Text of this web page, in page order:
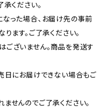
ください。
った場合、お届け先の事前
ます。ご了承ください。
ざいません。商品を発送す
日にお届けできない場合もご
せんのでご了承ください。